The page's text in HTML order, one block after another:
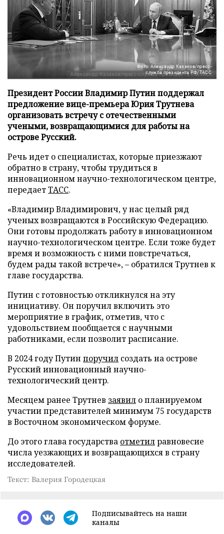
Фото: Александр Казаков/пресс-
служба президента РФ/ТАСС
Президент России Владимир Путин поддержал
предложение вице-премьера Юрия Трутнева
организовать встречу с отечественными
учеными, возвращающимися для работы на
острове Русский.
Речь идет о специалистах, которые приезжают
обратно в страну, чтобы трудиться в
инновационном научно-технологическом центре,
передаетТАСС.
«Владимир Владимирович, у нас целый ряд
ученых возвращаются в Российскую Федерацию.
Они готовы продолжать работу в инновационном
научно-технологическом центре. Если тоже будет
время и возможность с ними повстречаться,
будем рады такой встрече», – обратился Трутнев к
главе государства.
Путин с готовностью откликнулся на эту
инициативу. Он поручил включить это
мероприятие в график, отметив, что с
удовольствием пообщается с научными
работниками, если позволит расписание.
В 2024 году Путин поручил создать на острове
Русский инновационный научно-
технологический центр.
Месяцем ранее Трутнев заявил о планируемом
участии представителей минимум 75 государств
в Восточном экономическом форуме.
До этого глава государства отметилравновесие
числа уезжающих и возвращающихся в страну
исследователей.
Текст: Валерия Городецкая
Подписывайтесь на наши
каналы